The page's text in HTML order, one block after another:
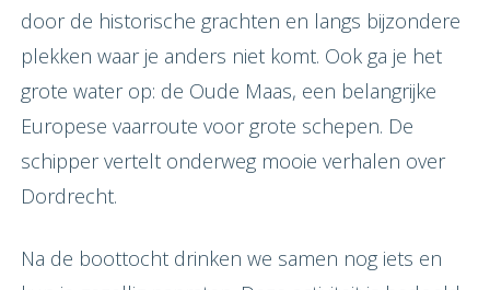
door de historische grachten en langs bijzondere
plekken waar je anders niet komt. Ook ga je het
grote water op: de Oude Maas, een belangrijke
Europese vaarroute voor grote schepen. De
schipper vertelt onderweg mooie verhalen over
Dordrecht.
Na de boottocht drinken we samen nog iets en